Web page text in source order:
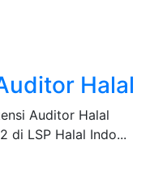
Halal
Auditor Halal
di LSP Halal Indo...